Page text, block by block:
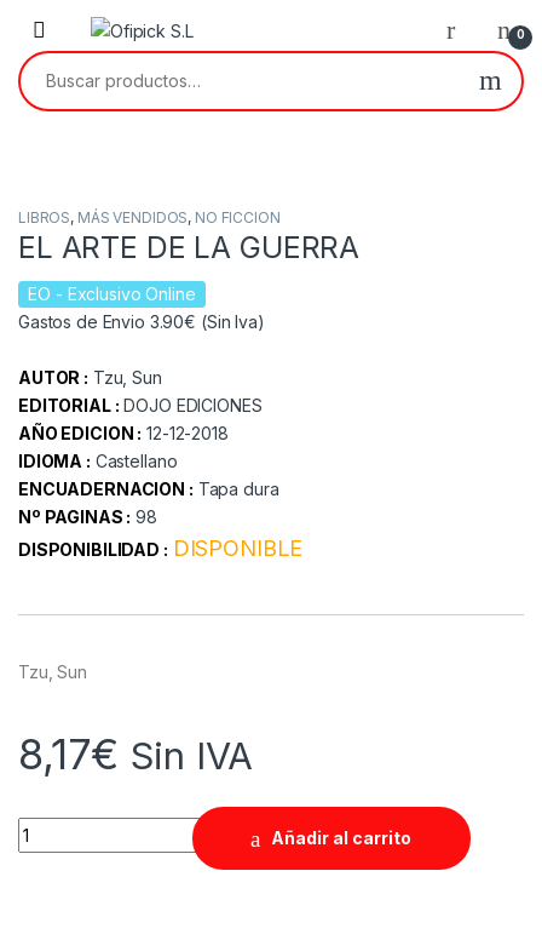
Skip to navigation
Skip to content
0
Buscar por:
LIBROS, MÁS VENDIDOS, NO FICCION
EL ARTE DE LA GUERRA
EO - Exclusivo Online
Gastos de Envio 3.90€ (Sin Iva)
AUTOR : Tzu, Sun
EDITORIAL : DOJO EDICIONES
AÑO EDICION : 12-12-2018
IDIOMA : Castellano
ENCUADERNACION : Tapa dura
Nº PAGINAS : 98
DISPONIBILIDAD : DISPONIBLE
Tzu, Sun
8,17€ Sin IVA
Quantity
Añadir al carrito